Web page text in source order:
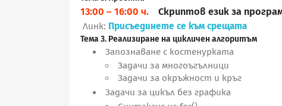
13:00 – 16:00 ч.Скриптов език за
Линк: Присъединете се към срещата
Тема 3. Реализиране на цикличен алгоритъм
Запознаване с костенурката
Задачи за многоъгълници
Задачи за окръжност и кръг
Задачи за цикъл без графика